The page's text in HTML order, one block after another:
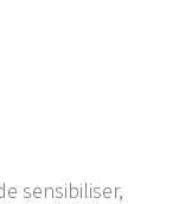
sensibiliser,